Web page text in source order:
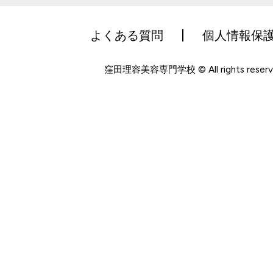
よくある質問 個人情報保
窪田理容美容専門学校 © All rights